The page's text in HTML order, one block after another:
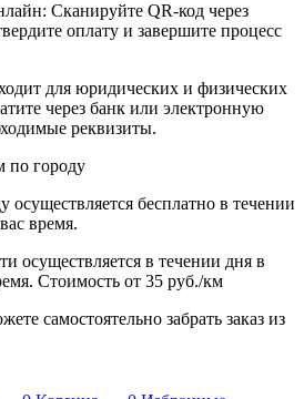
Сканируйте QR-код через
оплату и завершите процесс
для юридических и физических
через банк или электронную
реквизиты.
по городу
осуществляется бесплатно в течении
время.
осуществляется в течении дня в
Стоимость от 35 руб./км
самостоятельно забрать заказ из